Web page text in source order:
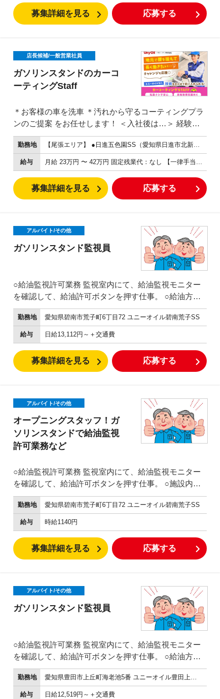
根ざした販売活動ができます。 最初の1週間程度は経
験者が同乗し、販売方法、ルートの回り方、安全確
す。 ユニーオイルだからできる灯油販売 バロン・パー
ク株式会社は、愛知県内でユニーオイルを20店舗以上
運営しています。 知多・西三河エリアを中心に、ガソ
リンスタンド、車検、整備、車販売、配送、生活支援
油販売も、長年の店舗運営と地域のお客様とのつなが
りがあるからこそ成り立っている仕事です。
募集詳細を見る 応募する
店長候補/一般営業社員
ガソリンスタンドのカーコ
ーティングStaff
＊お客様の車を洗車 ＊汚れから守るコーティングプラ
ンのご提案 をお任せします！ ＜入社後は…＞ 経験問
わず本部の研修を受講 洗車、コーティングのノウハウ
を 学ぶことができます◎ 商品関連・サービスの特徴や
コーティング・洗車技術を 身につけていきます。 特許
技術なので専門性も高く、 覚えることもたくさんあり
ますが 研修制度も充実しているので 安心してスタート
できます！ 認定資格も取得可能です！
勤務地 【尾張エリア】 ●日進五色園SS（愛知県日進市北新町殿ヶ池中707-1） ●豊明SS（愛知県豊明市西川町横井1-1） ●豊明東SS（愛知県豊明市新田町中ノ割153-3） 【知多エリア】 ●大府二ツ池SS（愛知県大府市横根町名高山94番1） ●東浦インターSS（愛知県知多郡東浦町大字緒川字桐池四区28-1） ●阿久比インターSS（愛知県知多郡阿久比町卯坂字山ノ内4-1） ●常滑りんくうSS（愛知県常滑市りんくう町１丁目25-10） ●上の台SS（愛知県東海市富木島町新山田15番地） ●東海長口SS（愛知県東海市富木島町西長口196） ●知多八幡SS（愛知県知多市三反田1-47） ●知多長浦インターSS（愛知県知多市日長入杵28） ●亀崎北（本社）SS（愛知県半田市稲穂町九丁目1番地） ●半田稲穂SS（愛知県半田市稲穂町13-102） ●半田緑ヶ丘SS（愛知県半田市緑ヶ丘9丁目72-1） ●半田花園SS（愛知県半田市花園町3-12-3） ●岩滑SS（愛知県半田市岩滑東町一丁目113） 【西三河エリア】 ●豊田上丘SS（愛知県豊田市上丘町海老池5番） ●岡崎定国SS（愛知県岡崎市定国町西浦16-1） ●岡崎羽根SS（愛知県岡崎市羽根北町3-1-14） ●三ヶ根SS（愛知県額田郡幸田町深溝東騎兵野6-1） ●幸田SS（愛知県額田郡幸田町大字大草字瓶割64番4） ●刈谷半城土SS（愛知県刈谷市半城土町大下馬104） ●安城高棚SS（愛知県安城市高棚町井荒井1-2） ●西尾福地SS（愛知県西尾市細池町東堤145） ※希望を考慮
給与
募集詳細を見る 応募する
アルバイト/その他
ガソリンスタンド監視員
○給油監視許可業務 監視室内にて、給油監視モニター
を確認して、給油許可ボタンを押す仕事。 ○給油方法
が分からない方への操作説明 ○釣銭機のお金の回収な
ど 外に設置された給油機からお金を回収する仕事で
す。 ※防犯、安全のため複数名で行います。
勤務地 愛知県碧南市荒子町6丁目72 ユニーオイル碧南荒子SS
給与 日給13,112円～＋交通費
募集詳細を見る 応募する
アルバイト/その他
オープニングスタッフ！ガ
ソリンスタンドで給油監視
許可業務など
○給油監視許可業務 監視室内にて、給油監視モニター
を確認して、給油許可ボタンを押す仕事。 ○施設内の
簡単な清
掃
給油レーンや、スタンド
周り、洗車機などのかんたんな清掃です。 ○給油方法
が分からない方への操作説明 ○釣銭機へのお金の補
充、回収など 外に設置された、釣銭機へお金を補充し
勤務地 愛知県碧南市荒子町6丁目72 ユニーオイル碧南荒子SS
給与 時給1140円
募集詳細を見る 応募する
アルバイト/その他
ガソリンスタンド監視員
○給油監視許可業務 監視室内にて、給油監視モニター
を確認して、給油許可ボタンを押す仕事。 ○給油方法
が分からない方への操作説明 ○釣銭機のお金の回収な
ど 外に設置された給油機からお金を回収する仕事で
す。 ※防犯、安全のため複数名で行います。
勤務地 愛知県豊田市上丘町海老池5番 ユニーオイル豊田上丘SS
給与 日給12,519円～＋交通費